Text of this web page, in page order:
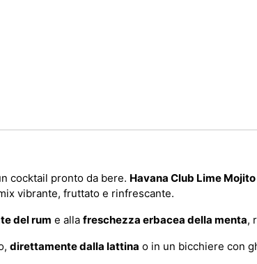
cocktail pronto da bere. Havana Club Lime Mojito
vibrante, fruttato e rinfrescante.
del rum e alla freschezza erbacea della menta,
direttamente dalla lattina o in un bicchiere con